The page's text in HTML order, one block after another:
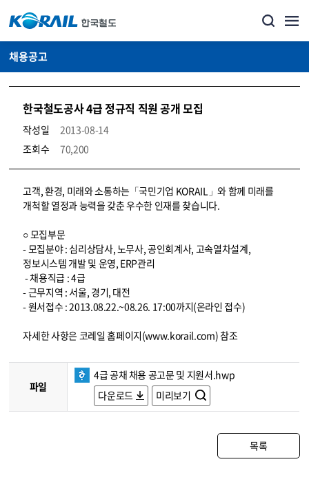
채용공고
한국철도공사 4급 정규직 직원 공개 모집
작성일
2013-08-14
조회수
70,200
코레일소개_경영공시_채용공고 상세보기 – 내용, 파일, 담당자 연락처로 구성
고객, 환경, 미래와 소통하는「국민기업 KORAIL」와 함께 미래를
개척할 열정과 능력을 갖춘 우수한 인재를 찾습니다.
○ 모집부문
- 모집분야 : 심리상담사, 노무사, 공인회계사, 고속열차설계,
정보시스템 개발 및 운영, ERP관리
- 채용직급 : 4급
- 근무지역 : 서울, 경기, 대전
- 원서접수 : 2013.08.22.~08.26. 17:00까지(온라인 접수)
자세한 사항은 코레일 홈페이지(www.korail.com) 참조
파일
4급 공채 채용 공고문 및 지원서.hwp
다운로드
미리보기
목록